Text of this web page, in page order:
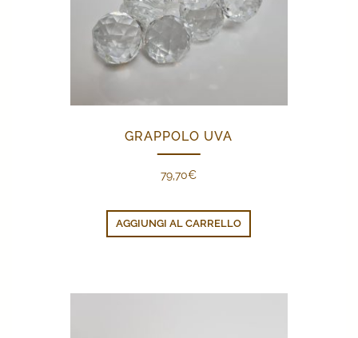
GRAPPOLO UVA
79,70€
AGGIUNGI AL CARRELLO